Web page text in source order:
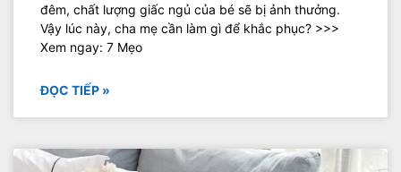
đêm, chất lượng giấc ngủ của bé sẽ bị ảnh thưởng.
Vậy lúc này, cha mẹ cần làm gì để khắc phục? >>>
Xem ngay: 7 Mẹo
ĐỌC TIẾP »